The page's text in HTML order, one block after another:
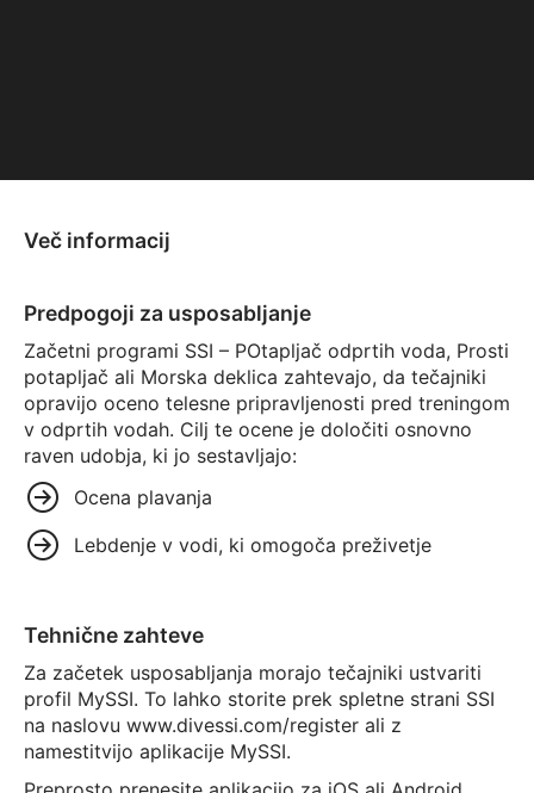
Več informacij
Predpogoji za usposabljanje
Začetni programi SSI – POtapljač odprtih voda, Prosti
potapljač ali Morska deklica zahtevajo, da tečajniki
opravijo oceno telesne pripravljenosti pred treningom
v odprtih vodah. Cilj te ocene je določiti osnovno
raven udobja, ki jo sestavljajo:
Ocena plavanja
Lebdenje v vodi, ki omogoča preživetje
Tehnične zahteve
Za začetek usposabljanja morajo tečajniki ustvariti
profil MySSI. To lahko storite prek spletne strani SSI
na naslovu www.divessi.com/register ali z
namestitvijo aplikacije MySSI.